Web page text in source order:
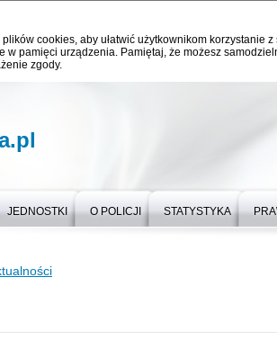
cookies, aby ułatwić użytkownikom korzystanie
w pamięci urządzenia. Pamiętaj, że możesz
zgody.
JEDNOSTKI O POLICJI STATYSTYKA